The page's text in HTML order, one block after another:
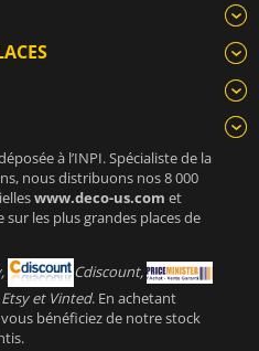
à l’INPI. Spécialiste de la
nous distribuons nos 8 000
www.deco-us.com et
sur les plus grandes places de
Cdiscount,
et Vinted. En achetant
bénéficiez de notre stock